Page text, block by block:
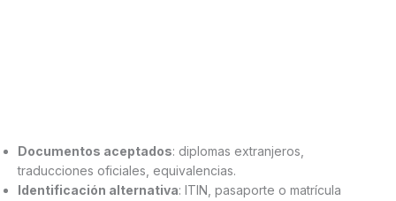
Documentos aceptados: diplomas extranjeros,
traducciones oficiales, equivalencias.
Identificación alternativa: ITIN, pasaporte o matrícula